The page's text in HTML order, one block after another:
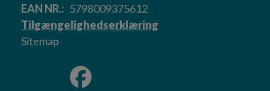
EAN NR.
5798009375612
Tilgængelighedserklæring
Sitemap